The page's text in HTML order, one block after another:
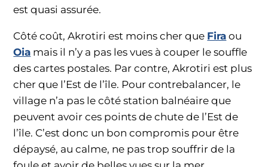
est quasi assurée.
Côté coût, Akrotiri est moins cher que Fira ou
Oia mais il n’y a pas les vues à couper le souffle
des cartes postales. Par contre, Akrotiri est plus
cher que l’Est de l’île. Pour contrebalancer, le
village n’a pas le côté station balnéaire que
peuvent avoir ces points de chute de l’Est de
l’île. C’est donc un bon compromis pour être
dépaysé, au calme, ne pas trop souffrir de la